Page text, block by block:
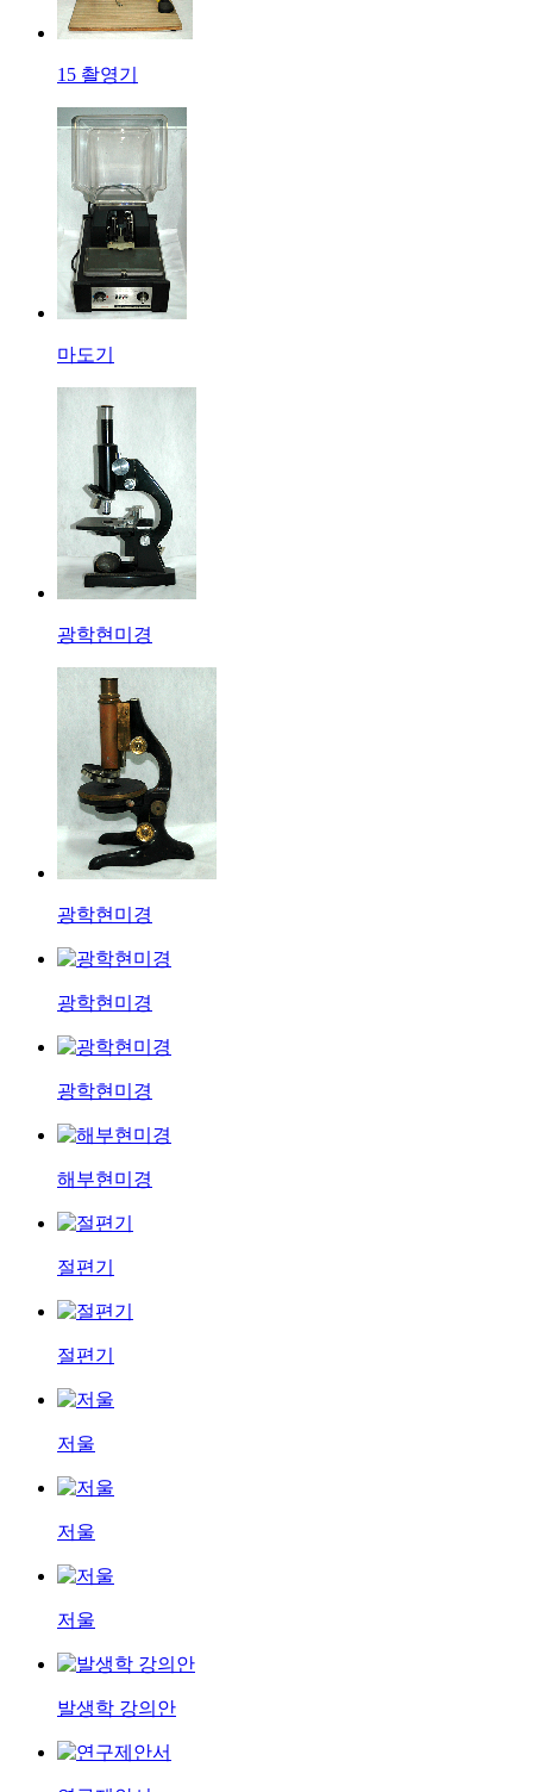
15 촬영기
마도기
광학현미경
광학현미경
광학현미경
광학현미경
해부현미경
절편기
절편기
저울
저울
저울
발생학 강의안